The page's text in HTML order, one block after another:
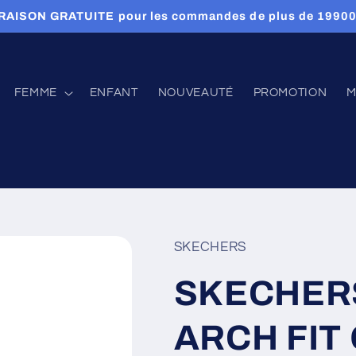
GRATUITE pour les commandes de plus de
FEMME ENFANT NOUVEAUTÉ PROMOTION
SKECHERS
ARCH FIT